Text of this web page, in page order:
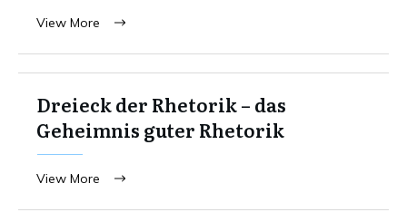
View More
Dreieck der Rhetorik – das
Geheimnis guter Rhetorik
View More